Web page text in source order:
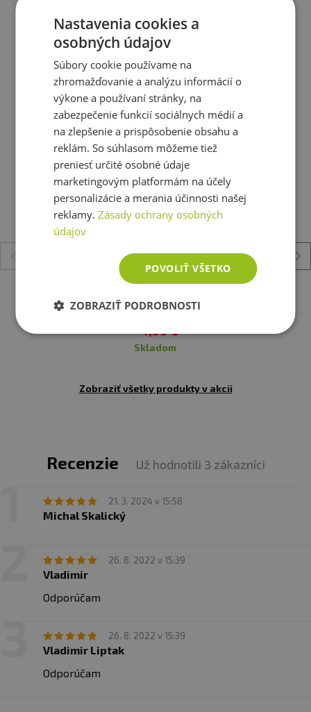
Dávkovanie:
dávkovanie: 1-4 ks/deň pred cvičením, v deň
cvičenia ráno pri raňajkách
Bílkoviny 0,3 g
0,6 g
Vitramin B1
0,37 mg (34 %
RHP*)
0,17 mg (15 %
Isomaltulóza
Složení:Fruktózový sirup 42,6%, glukózový sirup 13,5%,
isomaltosa, želatinové činidlo - pektin, kyselina
citronová, regulátor kyselosti - kyselina citronová,
ochucovadla - benzoát sodný, sorban draselný, barviva -
paprika oleoresin, kurkuma, stabilizátor - fosforečnan
sodný, hexametafosforečnan sodný, fosforečnan
vápenatý.
Ešte ste si nevybrali?
Doporučujeme Vám podobné produkty
Sport) 50 g
4,38 €
skladom
Zobraziť všetky produkty v akcii
Recenzie Už hodnotili 3 zákazníci
21. 3. 2024 v 15:58
Michal Skalický
26. 8. 2022 v 15:39
Vladimir
Odporúčam
26. 8. 2022 v 15:39
Vladimir Liptak
Odporúčam
Nastavenia cookies a
osobných údajov
Súbory cookie používame na
zhromažďovanie a analýzu informácií o
výkone a používaní stránky, na
zabezpečenie funkcií sociálnych médií a
na zlepšenie a prispôsobenie obsahu a
reklám. So súhlasom môžeme tiež
preniesť určité osobné údaje
marketingovým platformám na účely
personalizácie a merania účinnosti našej
reklamy.Zásady ochrany osobných
údajov
POVOLIŤ VŠETKO
ZOBRAZIŤ PODROBNOSTI